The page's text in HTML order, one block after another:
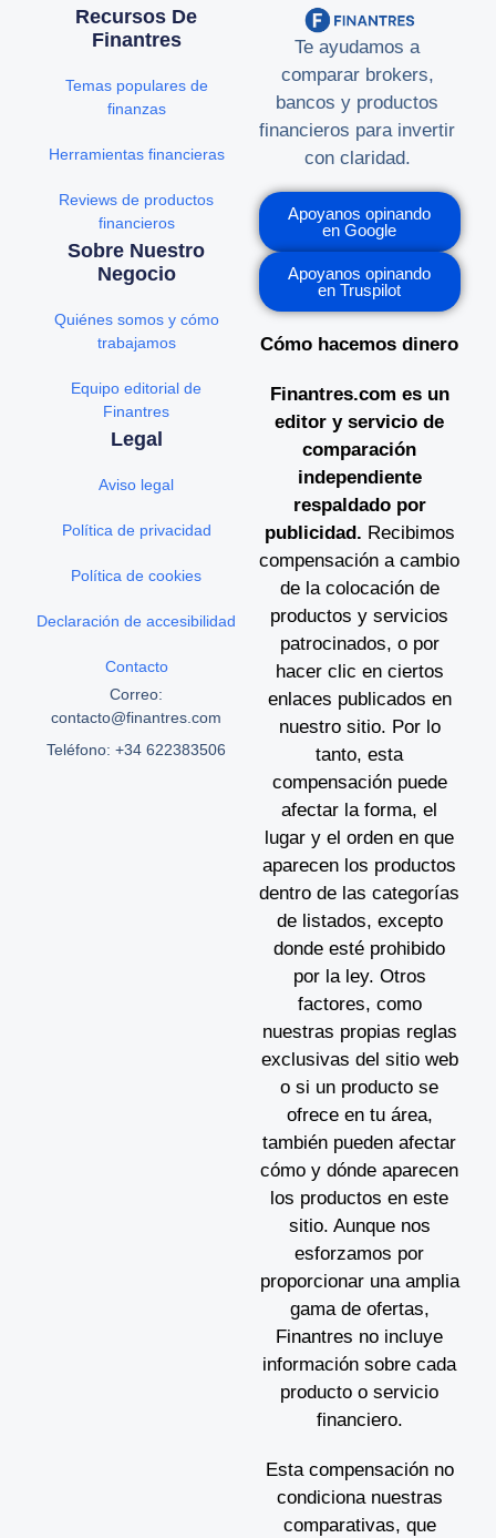
Te ayudamos a
comparar brokers,
bancos y productos
financieros para invertir
con claridad.
Apoyanos opinando
en Google
Apoyanos opinando
en Truspilot
Cómo hacemos dinero
Finantres.com es un
editor y servicio de
comparación
independiente
respaldado por
publicidad. Recibimos
compensación a cambio
de la colocación de
productos y servicios
patrocinados, o por
hacer clic en ciertos
enlaces publicados en
nuestro sitio. Por lo
tanto, esta
compensación puede
afectar la forma, el
lugar y el orden en que
aparecen los productos
dentro de las categorías
de listados, excepto
donde esté prohibido
por la ley. Otros
factores, como
nuestras propias reglas
exclusivas del sitio web
o si un producto se
ofrece en tu área,
también pueden afectar
cómo y dónde aparecen
los productos en este
sitio. Aunque nos
esforzamos por
proporcionar una amplia
gama de ofertas,
Finantres no incluye
información sobre cada
producto o servicio
financiero.
Esta compensación no
condiciona nuestras
comparativas, que
Recursos De
Finantres
Temas populares de
finanzas
Herramientas financieras
Reviews de productos
financieros
Sobre Nuestro
Negocio
Quiénes somos y cómo
trabajamos
Equipo editorial de
Finantres
Legal
Aviso legal
Política de privacidad
Política de cookies
Declaración de accesibilidad
Contacto
Correo:
contacto@finantres.com
Teléfono: +34 622383506